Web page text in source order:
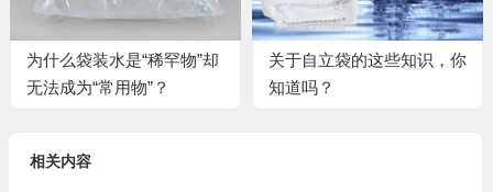
为什么袋装水是“稀罕物”却
无法成为“常用物”？
关于自立袋的这些知识，你
知道吗？
相关内容